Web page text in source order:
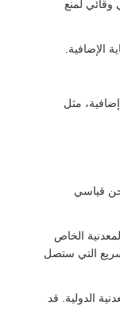
لمنع
الإضافية.
مثل
قياسي
الخاص
التي ستصل
الدولية. قد